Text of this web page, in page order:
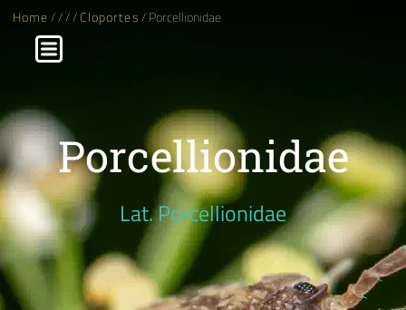
Home////Cloportes/ Porcellionidae
Porcellionidae
Lat. Porcellionidae